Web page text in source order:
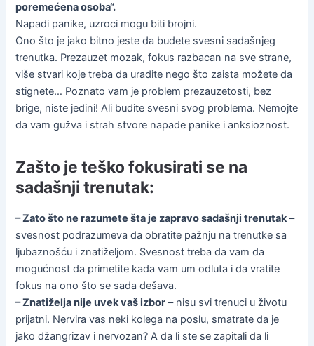
poremećena osoba“.
Napadi panike, uzroci mogu biti brojni.
Ono što je jako bitno jeste da budete svesni sadašnjeg
trenutka. Prezauzet mozak, fokus razbacan na sve strane,
više stvari koje treba da uradite nego što zaista možete da
stignete… Poznato vam je problem prezauzetosti, bez
brige, niste jedini! Ali budite svesni svog problema. Nemojte
da vam gužva i strah stvore napade panike i anksioznost.
Zašto je teško fokusirati se na
sadašnji trenutak:
– Zato što ne razumete šta je zapravo sadašnji trenutak–
svesnost podrazumeva da obratite pažnju na trenutke sa
ljubaznošću i znatiželjom. Svesnost treba da vam da
mogućnost da primetite kada vam um odluta i da vratite
fokus na ono što se sada dešava.
– Znatiželja nije uvek vaš izbor – nisu svi trenuci u životu
prijatni. Nervira vas neki kolega na poslu, smatrate da je
jako džangrizav i nervozan? A da li ste se zapitali da li